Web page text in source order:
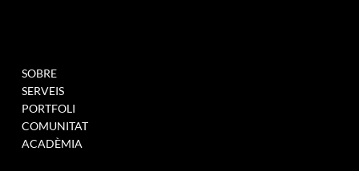
SOBRE
SERVEIS
PORTFOLI
COMUNITAT
ACADÈMIA